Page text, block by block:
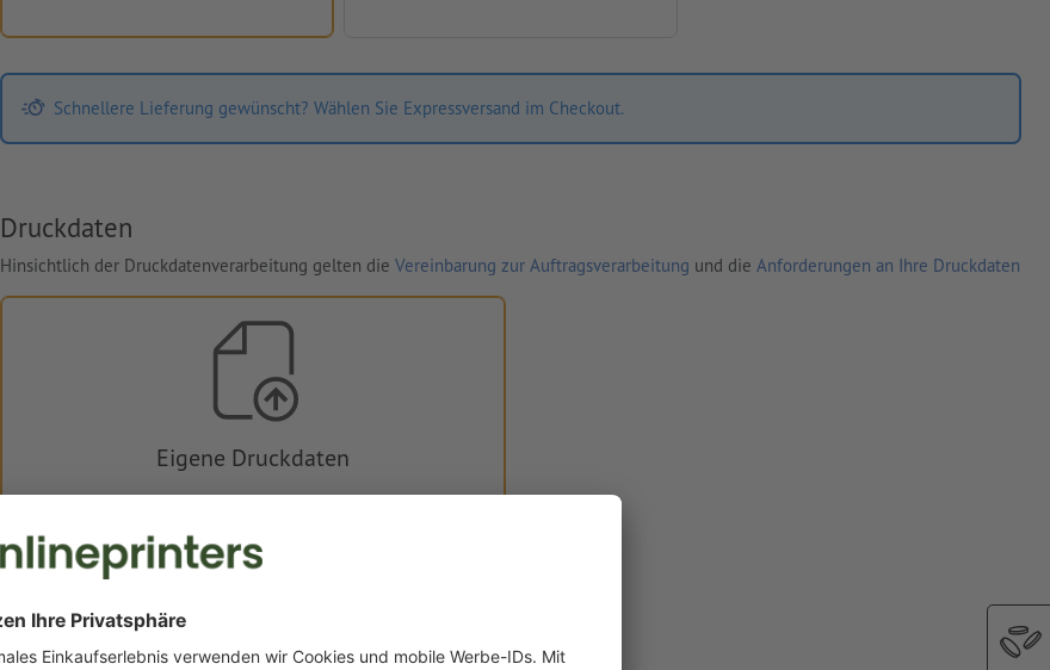
Schnellere Lieferung gewünscht? Wählen Sie Expressversand im Checkout.
Druckdaten
Hinsichtlich der Druckdatenverarbeitung gelten die Vereinbarung zur Auftragsverarbeitung und die Anforderungen an Ihre Druckdaten
Eigene Druckdaten
Sie können Ihre Druckdaten vor oder nach dem Kauf
hochladen.